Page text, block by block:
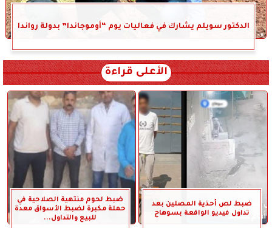
الدكتور سويلم يشارك في فعاليات يوم “أوموجاندا” بدولة رواندا
الأعلى قراءة
ضبط لص أحذية المصلين بعد
تداول فيديو الواقعة بسوهاج
ضبط لحوم منتهية الصلاحية في
حملة مكبرة لضبط الأسواق معدة
للبيع والتداول...